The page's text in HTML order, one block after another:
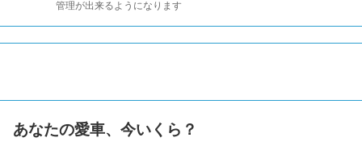
管理が出来るようになります
あなたの愛車、今いくら？